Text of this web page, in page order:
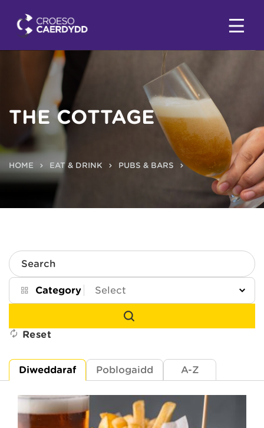
THE COTTAGE
HOME EAT & DRINK PUBS & BARS
Search
Category
Reset
Diweddaraf Poblogaidd A-Z